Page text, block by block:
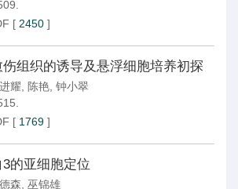
[ 2450 ]
组织的诱导及悬浮细胞培养初探
耀 陈艳 钟小翠
[ 1769 ]
的亚细胞定位
森 巫锦雄